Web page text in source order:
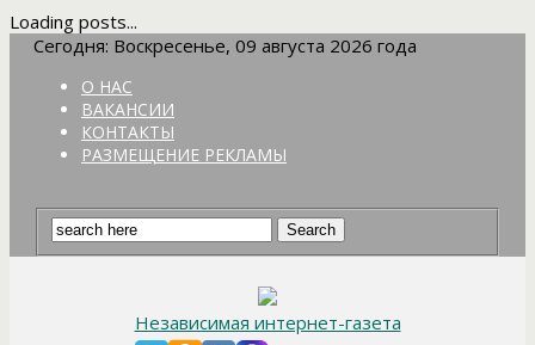
Loading posts...
Сегодня: Воскресенье, 09 августа 2026 года
О НАС
ВАКАНСИИ
КОНТАКТЫ
РАЗМЕЩЕНИЕ РЕКЛАМЫ
Независимая интернет-газета